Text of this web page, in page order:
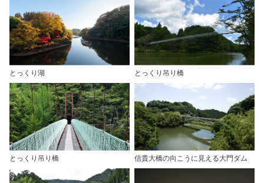
とっくり湖 とっくり吊り橋
とっくり吊り橋 信貴大橋の向こうに見える大門ダム